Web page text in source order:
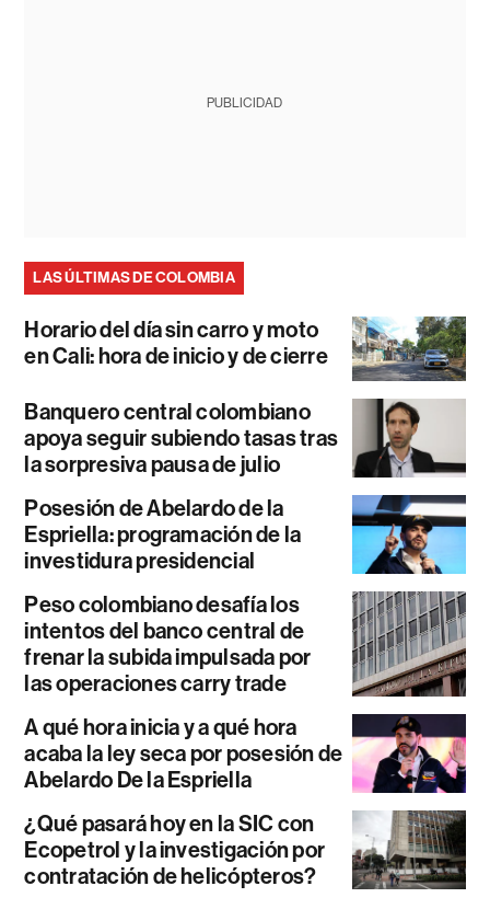
PUBLICIDAD
LAS ÚLTIMAS DE COLOMBIA
Horario del día sin carro y moto
en Cali: hora de inicio y de cierre
Banquero central colombiano
apoya seguir subiendo tasas tras
la sorpresiva pausa de julio
Posesión de Abelardo de la
Espriella: programación de la
investidura presidencial
Peso colombiano desafía los
intentos del banco central de
frenar la subida impulsada por
las operaciones carry trade
A qué hora inicia y a qué hora
acaba la ley seca por posesión de
Abelardo De la Espriella
¿Qué pasará hoy en la SIC con
Ecopetrol y la investigación por
contratación de helicópteros?